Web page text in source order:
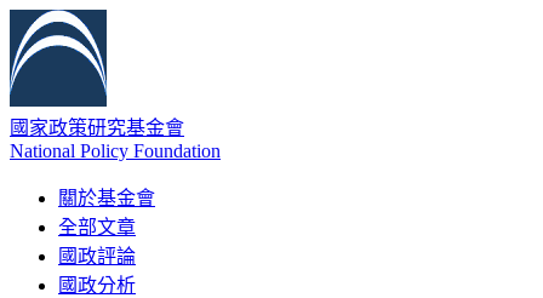
國家政策研究基金會
National Policy Foundation
關於基金會
全部文章
國政評論
國政分析